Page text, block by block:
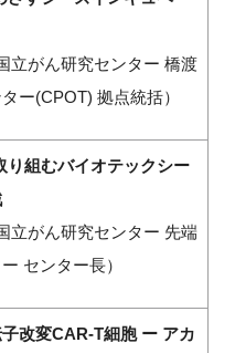
立がん研究センター 橋渡
ー(CPOT) 拠点統括）
り組むバイオテックシー
立がん研究センター 先端
センター長）
改変CAR-T細胞 ー アカ